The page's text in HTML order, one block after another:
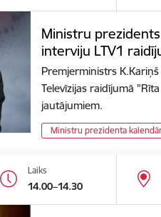
Ministru
interviju LTV1
Premjerministrs
Televīzijas raidījumā
jautājumiem.
Ministru prezidenta
Laiks
14.00–14.30